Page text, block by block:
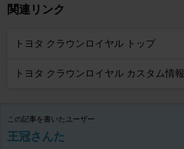
関連リンク
トヨタ クラウンロイヤル トップ
トヨタ クラウンロイヤル カスタム情報
この記事を書いたユーザー
王冠さんた